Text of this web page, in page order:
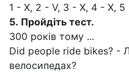
1 - X, 2 - V, 3 - X, 4 - X, 5
5. Пройдіть тест.
300 років тому ...
Did people ride bikes? -
велосипедах?